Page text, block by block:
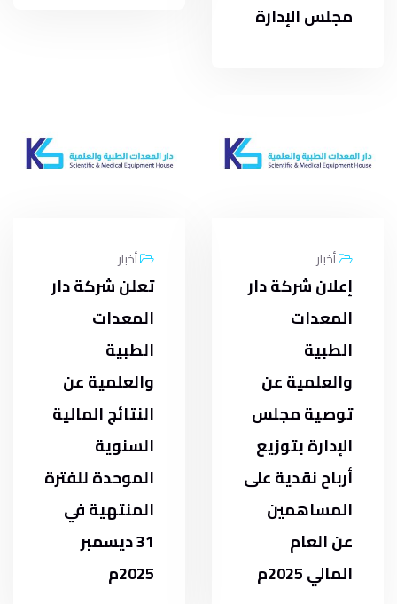
مجلس الإدارة
أخبار
إعلان شركة دار
المعدات
الطبية
والعلمية عن
توصية مجلس
الإدارة بتوزيع
أرباح نقدية على
المساهمين
عن العام
المالي 2025م
أخبار
تعلن شركة دار
المعدات
الطبية
والعلمية عن
النتائج المالية
السنوية
الموحدة للفترة
المنتهية في
31 ديسمبر
2025م